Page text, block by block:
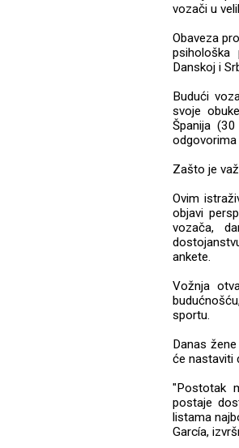
vozači u
Obaveza
Danskoj i
Budući
svoje
Španija
odgovorima
Zašto je
Ovim
objavi
vozača,
ankete.
Vožnja
sportu.
Danas
će nastaviti
"Postotak
postaje
listama
García,